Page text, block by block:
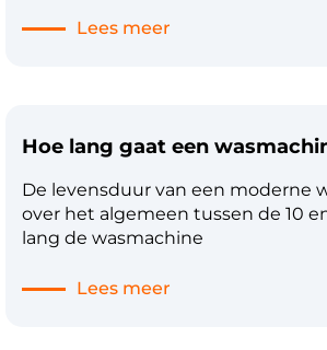
niet alleen goed voor het milieu,
vergelijking met een wasmachine
daadwerkelijke aanschafprijs van
wasmachine, maar ook naar het
de energiebesparing over de
Lees meer
Hoe lang gaat een
De levensduur van een moderne
over het algemeen tussen de 10 en
lang de wasmachine
Lees meer